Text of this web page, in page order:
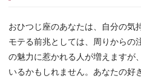
おひつじ座のあなたは、自分の気
モテる前兆としては、周りからの
の魅力に惹かれる人が増えますが
いるかもしれません。あなたの好